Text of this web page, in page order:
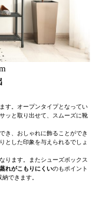
す。オープンタイプとなってい
ッと取り出せて、スムーズに靴
でき、おしゃれに飾ることができ
とした印象を与えられるでしょ
ります。またシューズボックス
れがこもりにくいのもポイント
できます。